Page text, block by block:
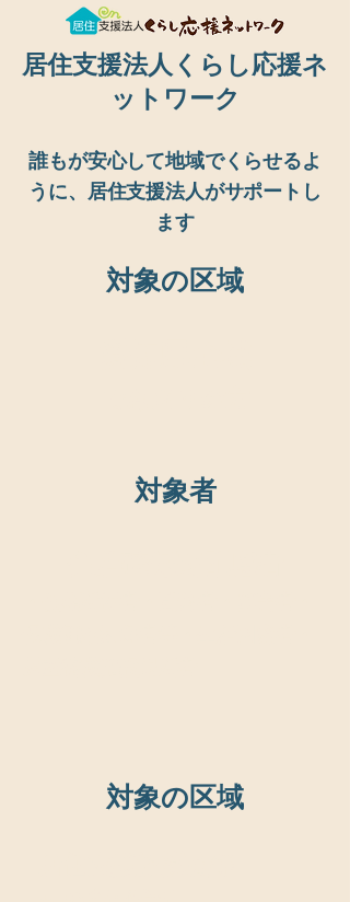
居住支援法人くらし応援ネ
ットワーク
誰もが安心して地域でくらせるよ
うに、居住支援法人がサポートし
ます
対象の区域
対象者
対象の区域